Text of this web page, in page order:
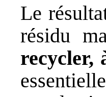
Le
résidu
recycler,